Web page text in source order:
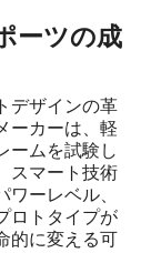
ーツの成
デザインの革
ーカーは、軽
ームを試験し
スマート技術
ーレベル、
ロトタイプが
的に変える可